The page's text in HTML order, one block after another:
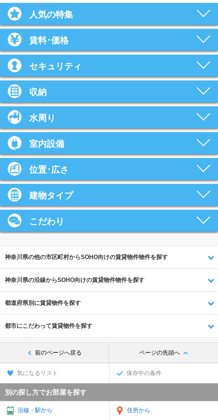
人気の特集
賃料･価格
セキュリティ
収納
水周り
室内設備
位置･広さ
建物タイプ
こだわり
神奈川県の他の市区町村からSOHO向けの賃貸物件物件を探す
神奈川県の沿線からSOHO向けの賃貸物件物件を探す
都道府県別に賃貸物件を探す
都市にこだわって賃貸物件を探す
前のページへ戻る ページの先頭へ
気になるリスト 保存中の条件
別の探し方でお部屋を探す
沿線・駅から 住所から